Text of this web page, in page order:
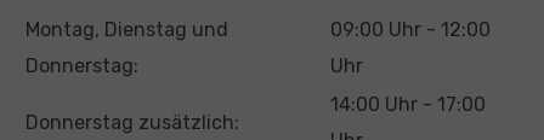
T
a
U
h
Montag, Dienstag und
Donnerstag:
09:00 Uhr - 12:00
Uhr
Donnerstag zusätzlich:
14:00 Uhr - 17:00